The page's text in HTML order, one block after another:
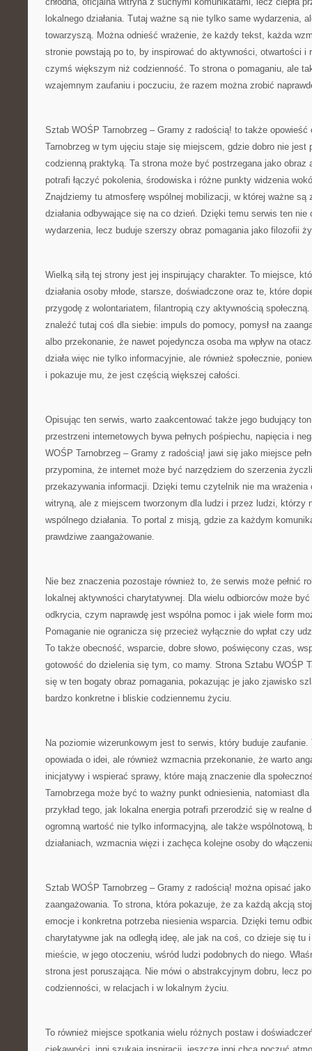
lokalnego działania. Tutaj ważne są nie tylko same wydarzenia,
towarzyszą. Można odnieść wrażenie, że każdy tekst, każda
stronie powstają po to, by inspirować do aktywności, otwartości i
czymś większym niż codzienność. To strona o pomaganiu, ale
wzajemnym zaufaniu i poczuciu, że razem można zrobić
Sztab WOŚP Tarnobrzeg – Gramy z radością! to także
Tarnobrzeg w tym ujęciu staje się miejscem, gdzie dobro nie jest
codzienną praktyką. Ta strona może być postrzegana jako obraz
potrafi łączyć pokolenia, środowiska i różne punkty widzenia
Znajdziemy tu atmosferę wspólnej mobilizacji, w której ważne są
działania odbywające się na co dzień. Dzięki temu serwis ten nie
wydarzenia, lecz buduje szerszy obraz pomagania jako filozofii
Wielką siłą tej strony jest jej inspirujący charakter. To miejsce,
działania osoby młode, starsze, doświadczone oraz te, które
przygodę z wolontariatem, filantropią czy aktywnością
znaleźć tutaj coś dla siebie: impuls do pomocy, pomysł na
albo przekonanie, że nawet pojedyncza osoba ma wpływ na
działa więc nie tylko informacyjnie, ale również społecznie,
i pokazuje mu, że jest częścią większej całości.
Opisując ten serwis, warto zaakcentować także jego budujący
przestrzeni internetowych bywa pełnych pośpiechu, napięcia i
WOŚP Tarnobrzeg – Gramy z radością! jawi się jako miejsce
przypomina, że internet może być narzędziem do szerzenia
przekazywania informacji. Dzięki temu czytelnik nie ma wrażenia
witryną, ale z miejscem tworzonym dla ludzi i przez ludzi, którzy
wspólnego działania. To portal z misją, gdzie za każdym
prawdziwe zaangażowanie.
Nie bez znaczenia pozostaje również to, że serwis może pełnić
lokalnej aktywności charytatywnej. Dla wielu odbiorców może
odkrycia, czym naprawdę jest wspólna pomoc i jak wiele form
Pomaganie nie ogranicza się przecież wyłącznie do wpłat czy
To także obecność, wsparcie, dobre słowo, poświęcony czas,
gotowość do dzielenia się tym, co mamy. Strona Sztabu WOŚP
się w ten bogaty obraz pomagania, pokazując je jako zjawisko
bardzo konkretne i bliskie codziennemu życiu.
Na poziomie wizerunkowym jest to serwis, który buduje
opowiada o idei, ale również wzmacnia przekonanie, że warto
inicjatywy i wspierać sprawy, które mają znaczenie dla
Tarnobrzega może być to ważny punkt odniesienia, natomiast
przykład tego, jak lokalna energia potrafi przerodzić się w realne
ogromną wartość nie tylko informacyjną, ale także wspólnotową,
działaniach, wzmacnia więzi i zachęca kolejne osoby do
Sztab WOŚP Tarnobrzeg – Gramy z radością! można opisać
zaangażowania. To strona, która pokazuje, że za każdą akcją
emocje i konkretna potrzeba niesienia wsparcia. Dzięki temu
charytatywne jak na odległą ideę, ale jak na coś, co dzieje się tu
mieście, w jego otoczeniu, wśród ludzi podobnych do niego.
strona jest poruszająca. Nie mówi o abstrakcyjnym dobru, lecz
codzienności, w relacjach i w lokalnym życiu.
To również miejsce spotkania wielu różnych postaw i